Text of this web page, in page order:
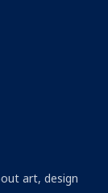
art, design